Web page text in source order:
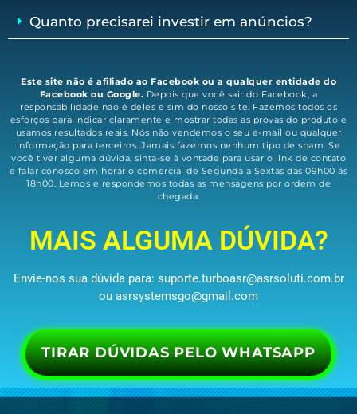
Quanto precisarei investir em anúncios?
Este site não é afiliado ao Facebook ou a qualquer entidade do
Facebook ou Google. Depois que você sair do Facebook, a
responsabilidade não é deles e sim do nosso site. Fazemos todos os
esforços para indicar claramente e mostrar todas as provas do produto e
usamos resultados reais. Nós não vendemos o seu e-mail ou qualquer
informação para terceiros. Jamais fazemos nenhum tipo de spam. Se
você tiver alguma dúvida, sinta-se à vontade para usar o link de contato
e falar conosco em horário comercial de Segunda a Sextas das 09h00 ás
18h00. Lemos e respondemos todas as mensagens por ordem de
chegada.
MAIS ALGUMA DÚVIDA?
Envie-nos sua dúvida para: suporte.turboasr@asrsoluti.com.br
ou asrsystemsgo@gmail.com
TIRAR DÚVIDAS PELO WHATSAPP